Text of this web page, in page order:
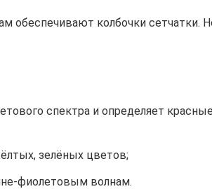
обеспечивают колбочки сетчатки.
спектра и определяет
зелёных цветов;
фиолетовым волнам.